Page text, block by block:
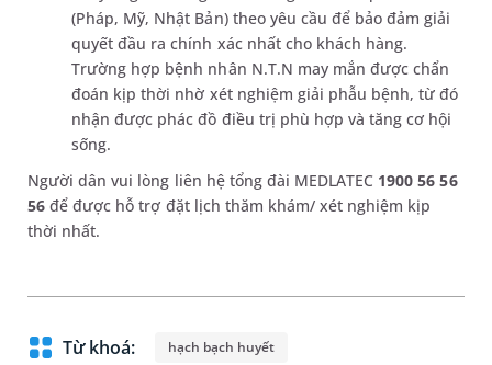
(Pháp, Mỹ, Nhật Bản) theo yêu cầu để bảo đảm giải
quyết đầu ra chính xác nhất cho khách hàng.
Trường hợp bệnh nhân N.T.N may mắn được chẩn
đoán kịp thời nhờ xét nghiệm giải phẫu bệnh, từ đó
nhận được phác đồ điều trị phù hợp và tăng cơ hội
sống.
Người dân vui lòng liên hệ tổng đài MEDLATEC 1900 56 56
56 để được hỗ trợ đặt lịch thăm khám/ xét nghiệm kịp
thời nhất.
Từ khoá: hạch bạch huyết